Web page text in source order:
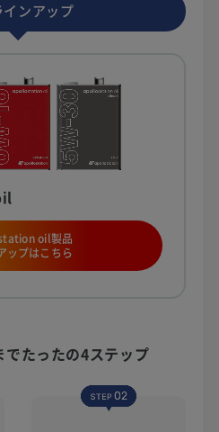
インアップ
oil製品
ップはこちら
でたったの4ステップ